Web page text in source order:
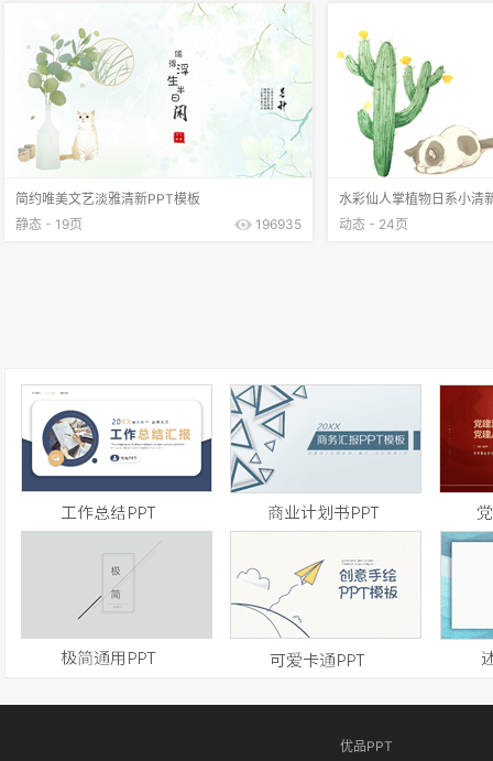
简约唯美文艺淡雅清新PPT模板
静态 - 19页
196935
水彩仙人掌植物日系小清
动态 - 24页
优品PPT